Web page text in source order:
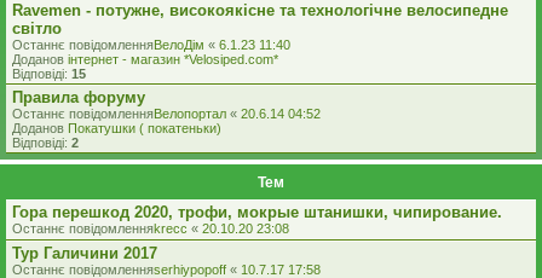
Ravemen - потужне, високоякісне та технологічне велосипедне
світло
Останнє повідомленняВелоДім « 6.1.23 11:40
Доданов iнтернет - магазин *Velosiped.com*
Відповіді: 15
Правила форуму
Останнє повідомленняВелопортал « 20.6.14 04:52
Доданов Покатушки ( покатеньки)
Відповіді: 2
Тем
Гора перешкод 2020, трофи, мокрые штанишки, чипирование.
Останнє повідомленняkrecc « 20.10.20 23:08
Тур Галичини 2017
Останнє повідомленняserhiypopoff « 10.7.17 17:58